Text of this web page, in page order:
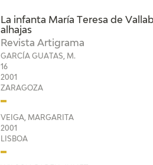
La infanta María Teresa de
alhajas
Revista Artigrama
GARCÍA GUATAS, M.
16
2001
ZARAGOZA
VEIGA, MARGARITA
2001
LISBOA